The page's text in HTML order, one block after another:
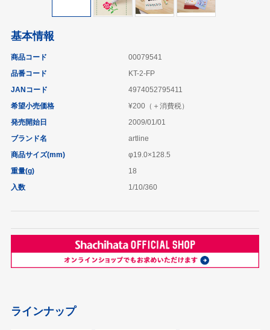
基本情報
商品コード
00079541
品番コード
KT-2-FP
JANコード
4974052795411
希望小売価格
¥200（＋消費税）
発売開始日
2009/01/01
ブランド名
artline
商品サイズ(mm)
φ19.0×128.5
重量(g)
18
入数
1/10/360
ラインナップ